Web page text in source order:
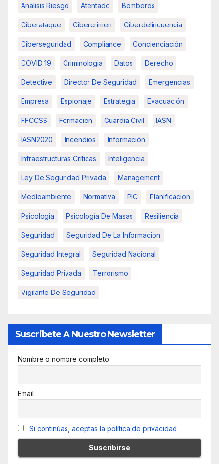
Analisis Riesgo Atentado Bomberos
Ciberataque Cibercrimen Ciberdelincuencia
Ciberseguridad Compliance Concienciación
COVID 19 Criminologia Datos Derecho
Detective Director De Seguridad Emergencias
Empresa Espionaje Estrategia Evacuación
FFCCSS Formacion Guardia Civil IASN
IASN2020 Incendios Información
Infraestructuras Críticas Inteligencia
Ley De Seguridad Privada Management
Medioambiente Normativa PIC Planificacion
Psicologia Psicología De Masas Resiliencia
Seguridad Seguridad De La Informacion
Seguridad Integral Seguridad Nacional
Seguridad Privada Terrorismo
Vigilante De Seguridad
Suscribete A Nuestro Newsletter
Nombre o nombre completo
Email
Si continúas, aceptas la política de privacidad